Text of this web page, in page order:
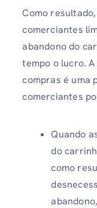
Como
comerciantes
abandono do
tempo o lucro.
compras é uma
comerciantes
Quando
do
como